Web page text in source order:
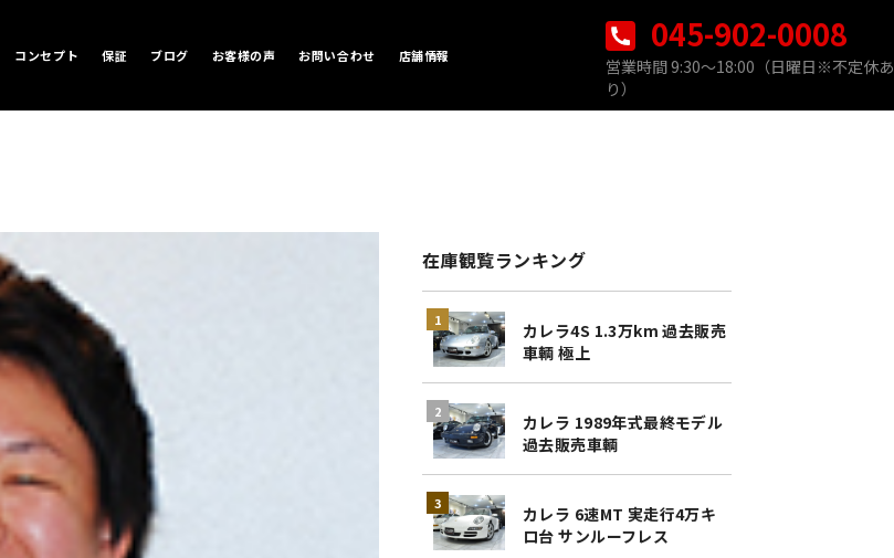
コンセプト 保証 ブログ お客様の声 お問い合わせ 店舗情報 045-902-0008
営業時間 9:30〜18:00（日曜日※不定休あ
り）
在庫観覧ランキング
カレラ4S 1.3万km 過去販売
車輌 極上
カレラ 1989年式最終モデル
過去販売車輌
カレラ 6速MT 実走行4万キ
ロ台 サンルーフレス